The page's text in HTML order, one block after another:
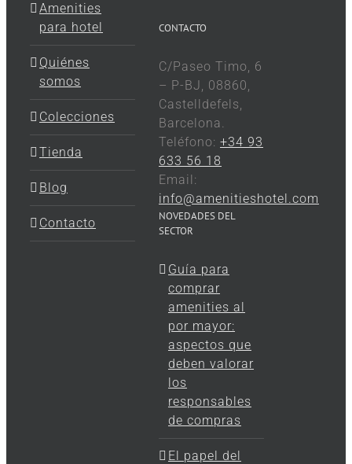
Amenities
para hotel
Quiénes
somos
Colecciones
Tienda
Blog
Contacto
CONTACTO
C/Paseo Timo, 6
– P-BJ, 08860,
Castelldefels,
Barcelona.
Teléfono: +34 93
633 56 18
Email:
info@amenitieshotel.com
NOVEDADES DEL
SECTOR
Guía para
comprar
amenities al
por mayor:
aspectos que
deben valorar
los
responsables
de compras
El papel del